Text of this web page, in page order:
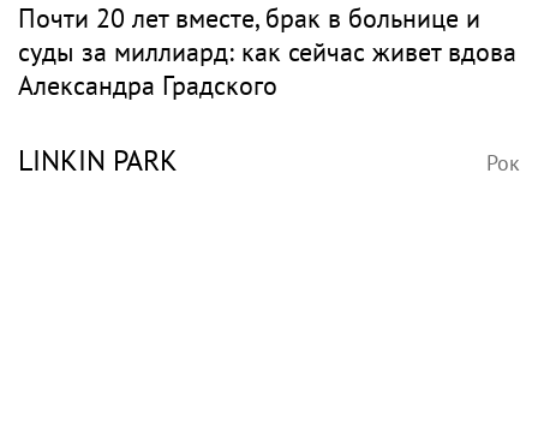
Почти 20 лет вместе, брак в больнице и
суды за миллиард: как сейчас живет вдова
Александра Градского
LINKIN PARK Рок